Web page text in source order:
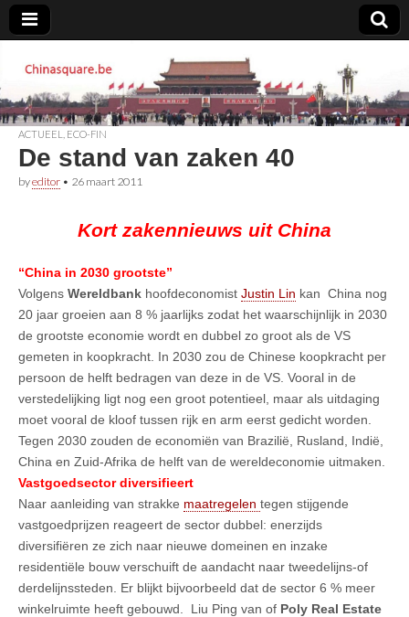
Chinasquare.be
ACTUEEL ECO-FIN
De stand van zaken 40
byeditor • 26 maart 2011
Kort zakennieuws uit China
“China in 2030 grootste”
Volgens Wereldbank hoofdeconomist Justin Lin kan China nog
20 jaar groeien aan 8 % jaarlijks zodat het waarschijnlijk in 2030
de grootste economie wordt en dubbel zo groot als de VS
gemeten in koopkracht. In 2030 zou de Chinese koopkracht per
persoon de helft bedragen van deze in de VS. Vooral in de
verstedelijking ligt nog een groot potentieel, maar als uitdaging
moet vooral de kloof tussen rijk en arm eerst gedicht worden.
Tegen 2030 zouden de economiën van Brazilië, Rusland, Indië,
China en Zuid-Afrika de helft van de wereldeconomie uitmaken.
Vastgoedsector diversifieert
Naar aanleiding van strakke maatregelen tegen stijgende
vastgoedprijzen reageert de sector dubbel: enerzijds
diversifiëren ze zich naar nieuwe domeinen en inzake
residentiële bouw verschuift de aandacht naar tweedelijns-of
derdelijnssteden. Er blijkt bijvoorbeeld dat de sector 6 % meer
winkelruimte heeft gebouwd. Liu Ping van of Poly Real Estate